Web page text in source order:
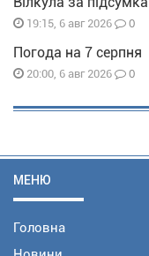
19:15, 6 авг 2026 0
Погода на 7 серпня
20:00, 6 авг 2026 0
МЕНЮ
Головна